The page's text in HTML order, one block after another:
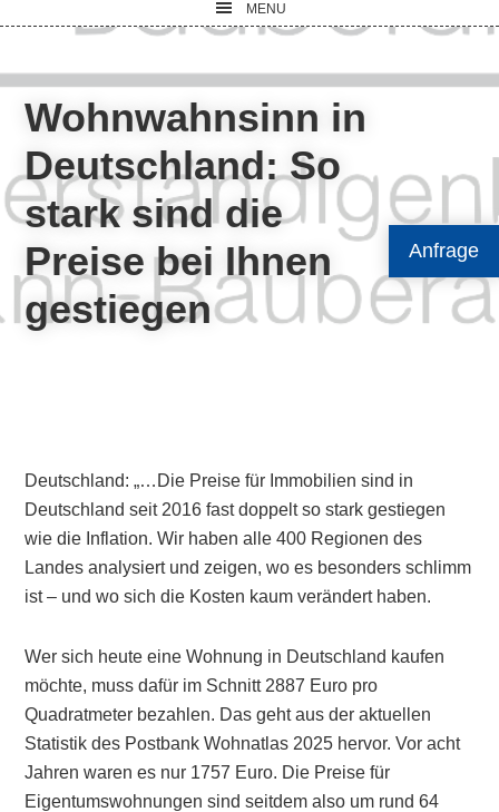
Anfrage
MENU
Wohnwahnsinn in
Deutschland: So
stark sind die
Preise bei Ihnen
gestiegen
Deutschland: „…Die Preise für Immobilien sind in
Deutschland seit 2016 fast doppelt so stark gestiegen
wie die Inflation. Wir haben alle 400 Regionen des
Landes analysiert und zeigen, wo es besonders schlimm
ist – und wo sich die Kosten kaum verändert haben.
Wer sich heute eine Wohnung in Deutschland kaufen
möchte, muss dafür im Schnitt 2887 Euro pro
Quadratmeter bezahlen. Das geht aus der aktuellen
Statistik des Postbank Wohnatlas 2025 hervor. Vor acht
Jahren waren es nur 1757 Euro. Die Preise für
Eigentumswohnungen sind seitdem also um rund 64